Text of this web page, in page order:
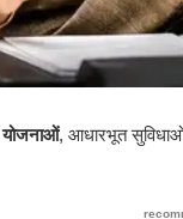
योजनाओं, आधारभूत